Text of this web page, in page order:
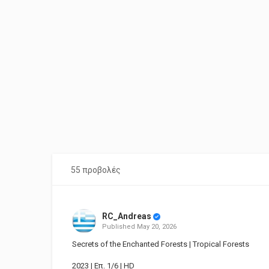
55 προβολές
RC_Andreas
Published May 20, 2026
Secrets of the Enchanted Forests | Tropical Forests
2023 | Επ. 1/6 | HD